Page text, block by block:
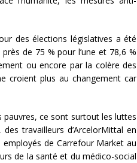
des élections législatives a été
de 75 % pour l’une et 78,6 %
ou encore par la colère des
croient plus au changement car
pauvres, ce sont surtout les luttes
travailleurs d’ArcelorMittal en
de Carrefour Market au
de la santé et du médico-social